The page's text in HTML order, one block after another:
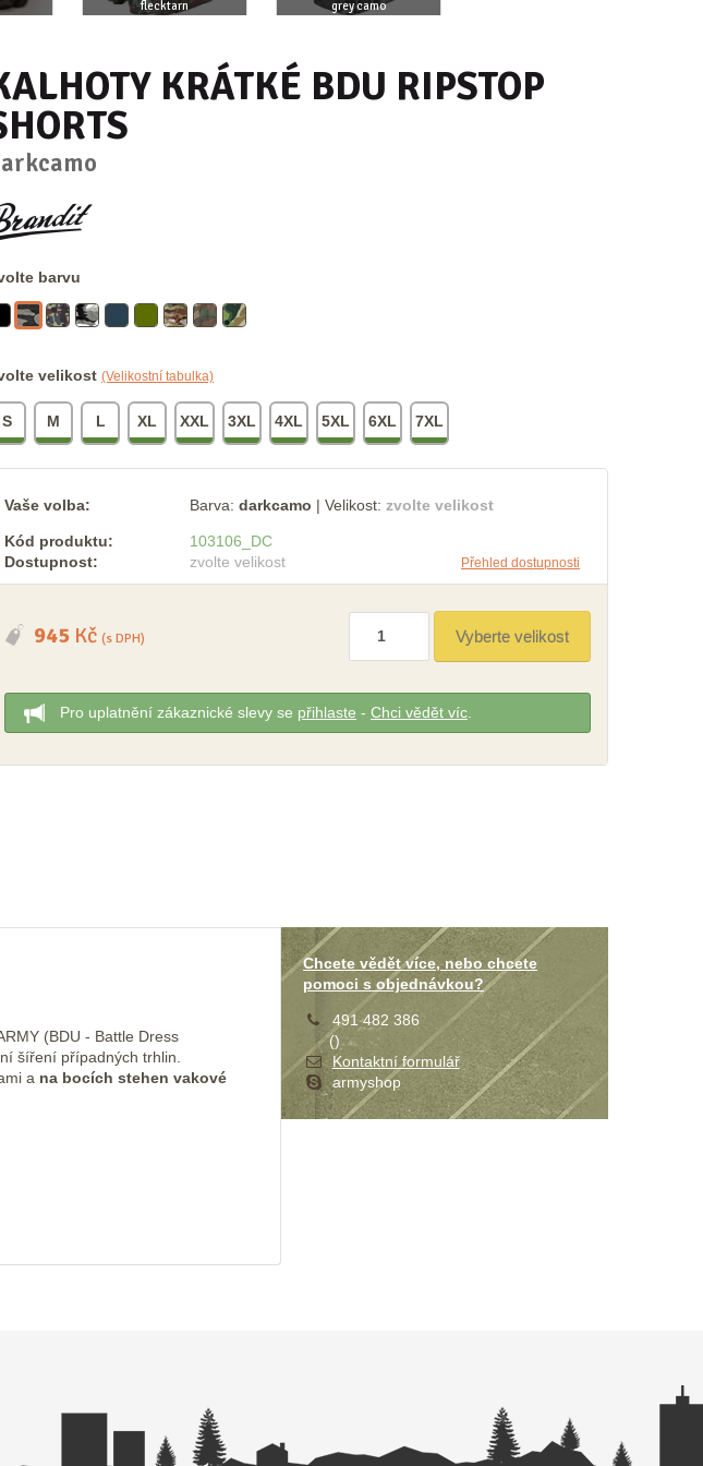
flecktarn grey camo
KRÁTKÉ BDU RIPSTOP
barvu
velikost (Velikostní tabulka)
S M L XL XXL 3XL 4XL 5XL 6XL 7XL
Vaše volba: Barva: darkcamo | Velikost: zvolte velikost
Kód produktu: 103106
DC
Dostupnost:
zvolte velikost Přehled dostupnosti
945 Kč (s DPH)
Pro uplatnění zákaznické slevy se přihlaste - Chci vědět víc
(BDU - Battle Dress
šíření případných trhlin.
a na bocích stehen vakové
Chcete vědět více, nebo chcete
pomoci s objednávkou?
491 482 386
()
Kontaktní formulář
armyshop